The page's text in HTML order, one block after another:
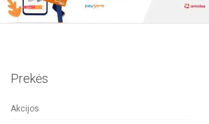
Prekės
Akcijos